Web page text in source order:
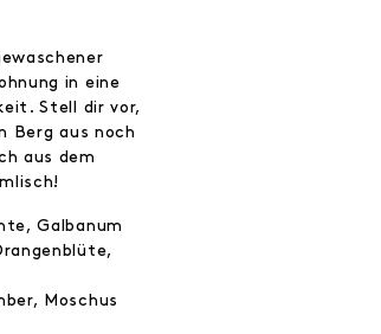
in eine
Stell dir vor,
Berg aus noch
aus dem
Galbanum
Moschus